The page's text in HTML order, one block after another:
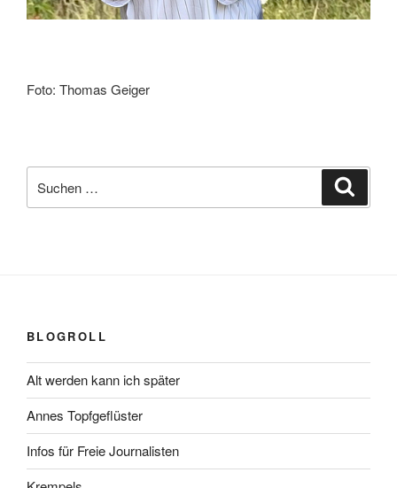
Foto: Thomas Geiger
nach:
BLOGROLL
Alt werden kann ich später
Annes Topfgeflüster
Infos für Freie Journalisten